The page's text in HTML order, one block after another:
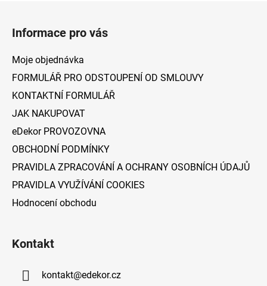
Informace pro vás
Moje objednávka
FORMULÁŘ PRO ODSTOUPENÍ OD SMLOUVY
KONTAKTNÍ FORMULÁŘ
JAK NAKUPOVAT
eDekor PROVOZOVNA
OBCHODNÍ PODMÍNKY
PRAVIDLA ZPRACOVÁNÍ A OCHRANY OSOBNÍCH ÚDAJŮ
PRAVIDLA VYUŽÍVÁNÍ COOKIES
Hodnocení obchodu
Kontakt
kontakt@edekor.cz